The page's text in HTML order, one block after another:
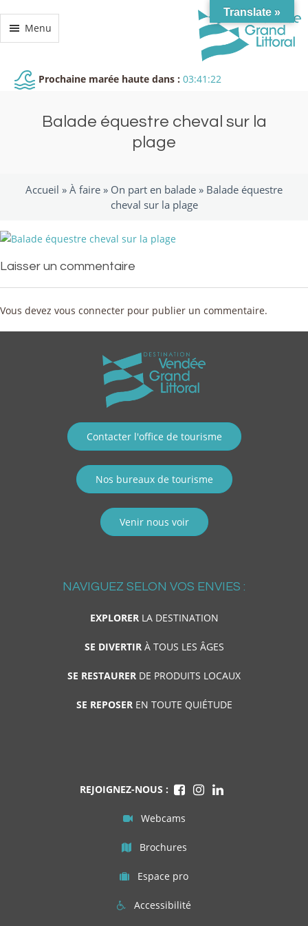
Menu
Prochaine marée haute dans : 03:41:22
Balade équestre cheval sur la
plage
Accueil » À faire » On part en balade » Balade équestre
cheval sur la plage
Laisser un commentaire
Vous devez vous connecter pour publier un commentaire.
Contacter l'office de tourisme
Nos bureaux de tourisme
Venir nous voir
NAVIGUEZ SELON VOS ENVIES :
EXPLORERLA DESTINATION
SE DIVERTIRÀ TOUS LES ÂGES
SE RESTAURER DE PRODUITS LOCAUX
SE REPOSEREN TOUTE QUIÉTUDE
REJOIGNEZ-NOUS :
Webcams
Brochures
Espace pro
Accessibilité
Translate »